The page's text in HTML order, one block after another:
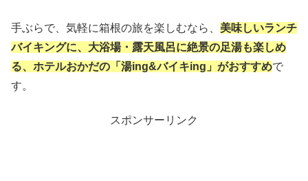
手ぶらで、気軽に箱根の旅を楽しむなら、 美味しいランチ
バイキングに、大浴場・露天風呂に絶景の足湯も楽しめ
る、ホテルおかだの「湯ing&バイキing」がおすすめで
す。
スポンサーリンク